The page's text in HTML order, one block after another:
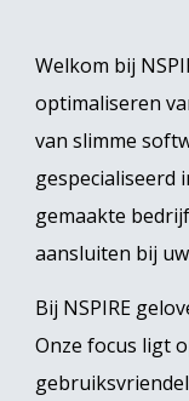
Welkom bij
optimaliseren
van slimme
gespecialiseerd
gemaakte
aansluiten bij
Bij NSPIRE
Onze focus ligt